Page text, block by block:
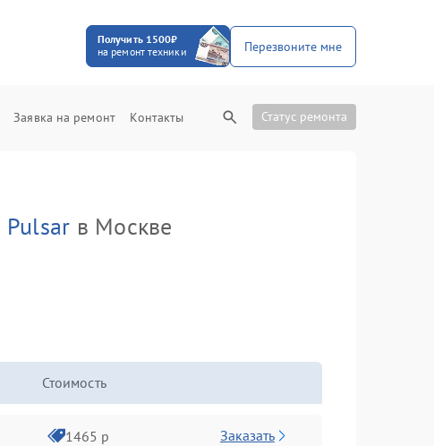
Получить 1500₽
на ремонт техники
Перезвоните мне
Заявка на ремонт Контакты Статус ремонта
Pulsar в Москве
Стоимость
1465 р Заказать